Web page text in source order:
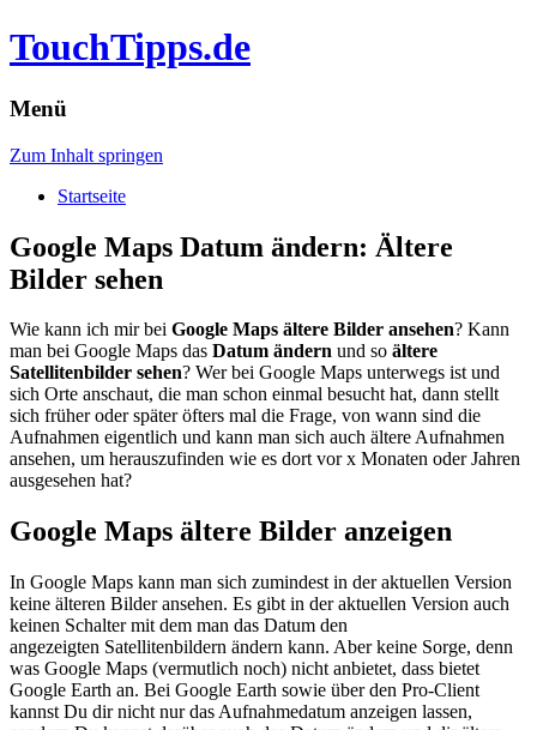
TouchTipps.de
Menü
Zum Inhalt springen
Startseite
Google Maps Datum ändern: Ältere
Bilder sehen
Wie kann ich mir bei Google Maps ältere Bilder ansehen? Kann
man bei Google Maps das Datum ändern und so ältere
Satellitenbilder sehen? Wer bei Google Maps unterwegs ist und
sich Orte anschaut, die man schon einmal besucht hat, dann stellt
sich früher oder später öfters mal die Frage, von wann sind die
Aufnahmen eigentlich und kann man sich auch ältere Aufnahmen
ansehen, um herauszufinden wie es dort vor x Monaten oder Jahren
ausgesehen hat?
Google Maps ältere Bilder anzeigen
In Google Maps kann man sich zumindest in der aktuellen Version
keine älteren Bilder ansehen. Es gibt in der aktuellen Version auch
keinen Schalter mit dem man das Datum den
angezeigten Satellitenbildern ändern kann. Aber keine Sorge, denn
was Google Maps (vermutlich noch) nicht anbietet, dass bietet
Google Earth an. Bei Google Earth sowie über den Pro-Client
kannst Du dir nicht nur das Aufnahmedatum anzeigen lassen,